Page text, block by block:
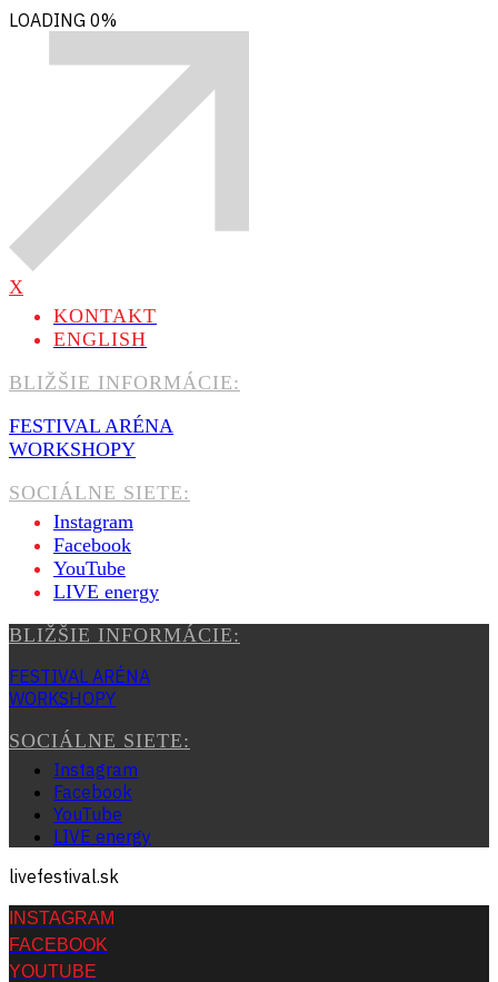
LOADING 0%
X
KONTAKT
ENGLISH
BLIŽŠIE INFORMÁCIE:
FESTIVAL ARÉNA
WORKSHOPY
SOCIÁLNE SIETE:
Instagram
Facebook
YouTube
LIVE energy
BLIŽŠIE INFORMÁCIE:
FESTIVAL ARÉNA
WORKSHOPY
SOCIÁLNE SIETE:
Instagram
Facebook
YouTube
LIVE energy
livefestival.sk
INSTAGRAM
FACEBOOK
YOUTUBE